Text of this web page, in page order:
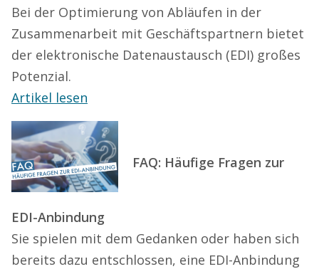
Bei der Optimierung von Abläufen in der
Zusammenarbeit mit Geschäftspartnern bietet
der elektronische Datenaustausch (EDI) großes
Potenzial.
Artikel lesen
FAQ: Häufige Fragen zur
EDI-Anbindung
Sie spielen mit dem Gedanken oder haben sich
bereits dazu entschlossen, eine EDI-Anbindung